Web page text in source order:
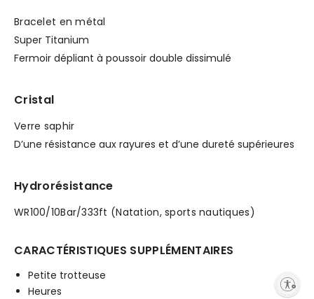
Bracelet en métal
Super Titanium
Fermoir dépliant à poussoir double dissimulé
Cristal
Verre saphir
D’une résistance aux rayures et d’une dureté supérieures
Hydrorésistance
WR100/10Bar/333ft (Natation, sports nautiques)
CARACTÉRISTIQUES SUPPLÉMENTAIRES
Petite trotteuse
Heures